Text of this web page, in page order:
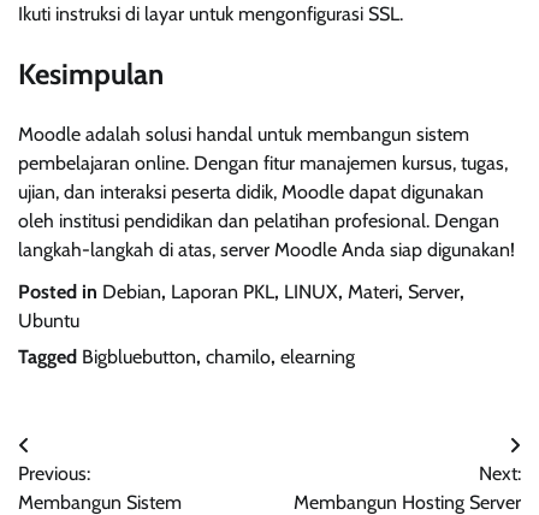
Ikuti instruksi di layar untuk mengonfigurasi SSL.
Kesimpulan
Moodle adalah solusi handal untuk membangun sistem
pembelajaran online. Dengan fitur manajemen kursus, tugas,
ujian, dan interaksi peserta didik, Moodle dapat digunakan
oleh institusi pendidikan dan pelatihan profesional. Dengan
langkah-langkah di atas, server Moodle Anda siap digunakan!
Posted in Debian, Laporan PKL, LINUX, Materi, Server,
Ubuntu
Tagged Bigbluebutton, chamilo, elearning
Navigasi
pos
Previous:
Membangun Sistem
Next:
Membangun Hosting Server